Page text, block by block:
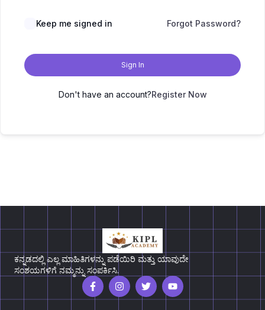
Keep me signed in Forgot Password?
Sign In
Don't have an account?Register Now
ಕನ್ನಡದಲ್ಲಿ ಎಲ್ಲ ಮಾಹಿತಿಗಳನ್ನು ಪಡೆಯಿರಿ ಮತ್ತು ಯಾವುದೇ
ಸಂಶಯಗಳಿಗೆ ನಮ್ಮನ್ನು ಸಂಪರ್ಕಿಸಿ.